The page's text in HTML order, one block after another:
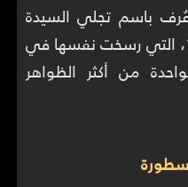
باسم تجلي السيدة
العذراء في الزيتون عام 1968، التي رسخت نفسها في
من أكثر الظواهر